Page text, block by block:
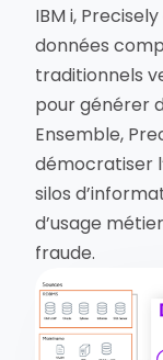
IBM i,
données
traditionnels
pour générer
Ensemble,
démocratiser
silos
d’usage
fraude.